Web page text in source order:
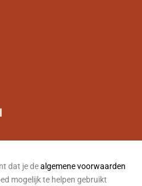
dat je dealgemene voorwaarden
mogelijk te helpen gebruikt